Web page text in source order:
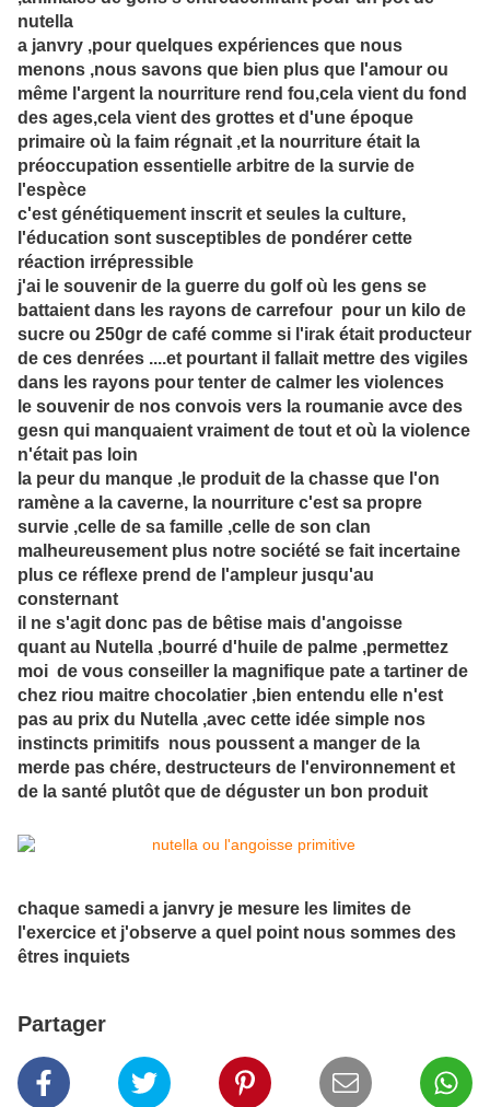
nutella
a janvry ,pour quelques expériences que nous
menons ,nous savons que bien plus que l'amour ou
même l'argent la nourriture rend fou,cela vient du fond
des ages,cela vient des grottes et d'une époque
primaire où la faim régnait ,et la nourriture était la
préoccupation essentielle arbitre de la survie de
l'espèce
c'est génétiquement inscrit et seules la culture,
l'éducation sont susceptibles de pondérer cette
réaction irrépressible
j'ai le souvenir de la guerre du golf où les gens se
battaient dans les rayons de carrefour pour un kilo de
sucre ou 250gr de café comme si l'irak était producteur
de ces denrées ....et pourtant il fallait mettre des vigiles
dans les rayons pour tenter de calmer les violences
le souvenir de nos convois vers la roumanie avce des
gesn qui manquaient vraiment de tout et où la violence
n'était pas loin
la peur du manque ,le produit de la chasse que l'on
ramène a la caverne, la nourriture c'est sa propre
survie ,celle de sa famille ,celle de son clan
malheureusement plus notre société se fait incertaine
plus ce réflexe prend de l'ampleur jusqu'au
consternant
il ne s'agit donc pas de bêtise mais d'angoisse
quant au Nutella ,bourré d'huile de palme ,permettez
moi de vous conseiller la magnifique pate a tartiner de
chez riou maitre chocolatier ,bien entendu elle n'est
pas au prix du Nutella ,avec cette idée simple nos
instincts primitifs nous poussent a manger de la
merde pas chére, destructeurs de l'environnement et
de la santé plutôt que de déguster un bon produit
chaque samedi a janvry je mesure les limites de
l'exercice et j'observe a quel point nous sommes des
êtres inquiets
Partager